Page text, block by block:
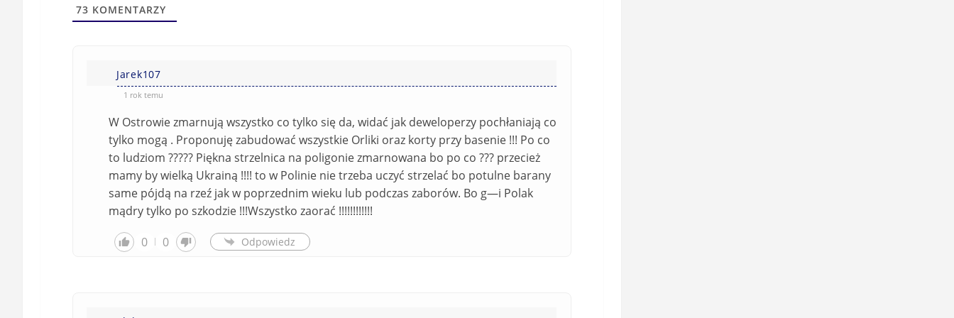
s
ę
o
b
o
w
i
ą
73 KOMENTARZY
Jarek107
1 rok temu
W Ostrowie zmarnują wszystko co tylko się da, widać jak deweloperzy pochłaniają co
tylko mogą . Proponuję zabudować wszystkie Orliki oraz korty przy basenie !!! Po co
to ludziom ????? Piękna strzelnica na poligonie zmarnowana bo po co ??? przecież
mamy by wielką Ukrainą !!!! to w Polinie nie trzeba uczyć strzelać bo potulne barany
same pójdą na rzeź jak w poprzednim wieku lub podczas zaborów. Bo g—i Polak
mądry tylko po szkodzie !!!Wszystko zaorać !!!!!!!!!!!!
0
0 Odpowiedz